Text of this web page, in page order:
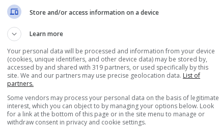
Store and/or access information on a device
Learn more
Your personal data will be processed and information from your device
(cookies, unique identifiers, and other device data) may be stored by,
accessed by and shared with 319 partners, or used specifically by this
site. We and our partners may use precise geolocation data. List of
partners.
Some vendors may process your personal data on the basis of legitimate
interest, which you can object to by managing your options below. Look
for a link at the bottom of this page or in the site menu to manage or
withdraw consent in privacy and cookie settings.